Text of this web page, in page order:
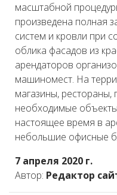
масштабной
произведена полная
систем и кровли при
облика фасадов из
арендаторов
машиномест. На
магазины, рестораны,
необходимые
настоящее время в
небольшие офисные
7 апреля 2020 г.
Автор: Редактор